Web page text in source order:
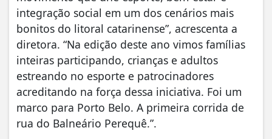
integração social em um dos cenários mais
bonitos do litoral catarinense”, acrescenta a
diretora. “Na edição deste ano vimos famílias
inteiras participando, crianças e adultos
estreando no esporte e patrocinadores
acreditando na força dessa iniciativa. Foi um
marco para Porto Belo. A primeira corrida de
rua do Balneário Perequê.”.